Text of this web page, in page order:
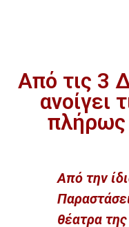
Από τις 3
ανοίγει
πλήρως
Από την
θέατρα